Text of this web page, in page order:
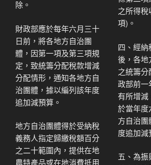
除。
財政部應於每年六月三十
日前，將各地方自治團
體，因第一項及第三項規
定，致統籌分配稅款增減
分配情形，通知各地方自
治團體，據以編列該年度
追加減預算。
地方自治團體得於受納稅
義務人指定歸繳稅額百分
之二十範圍內，提供在地
農特產品或在地消費抵用
之所得稅
項)。
四、經
後，各地
之統籌
政部前一
有所增減
於當年度
方自治
度追加減
五、為